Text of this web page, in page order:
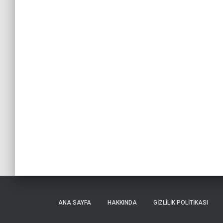
ANA SAYFA HAKKINDA GIZLILIK POLITIKASI